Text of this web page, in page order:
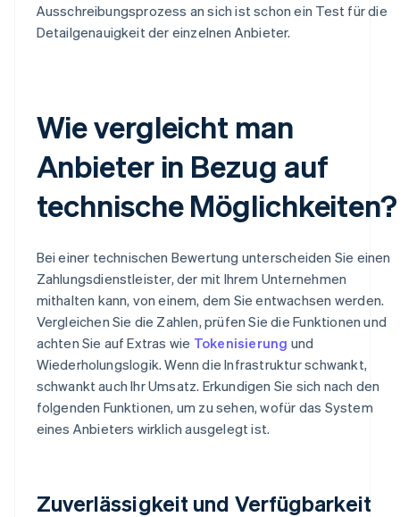
Ausschreibungsprozess an sich ist schon ein Test für die
Detailgenauigkeit der einzelnen Anbieter.
Wie vergleicht man
Anbieter in Bezug auf
technische Möglichkeiten?
Bei einer technischen Bewertung unterscheiden Sie einen
Zahlungsdienstleister, der mit Ihrem Unternehmen
mithalten kann, von einem, dem Sie entwachsen werden.
Vergleichen Sie die Zahlen, prüfen Sie die Funktionen und
achten Sie auf Extras wie Tokenisierung und
Wiederholungslogik. Wenn die Infrastruktur schwankt,
schwankt auch Ihr Umsatz. Erkundigen Sie sich nach den
folgenden Funktionen, um zu sehen, wofür das System
eines Anbieters wirklich ausgelegt ist.
Zuverlässigkeit und Verfügbarkeit